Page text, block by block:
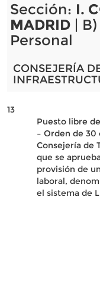
Sección: I.
MADRID| B)
Personal
CONSEJERÍA
13
Puesto libre
– Orden de 30
Consejería de
que se
provisión de
laboral,
el sistema de